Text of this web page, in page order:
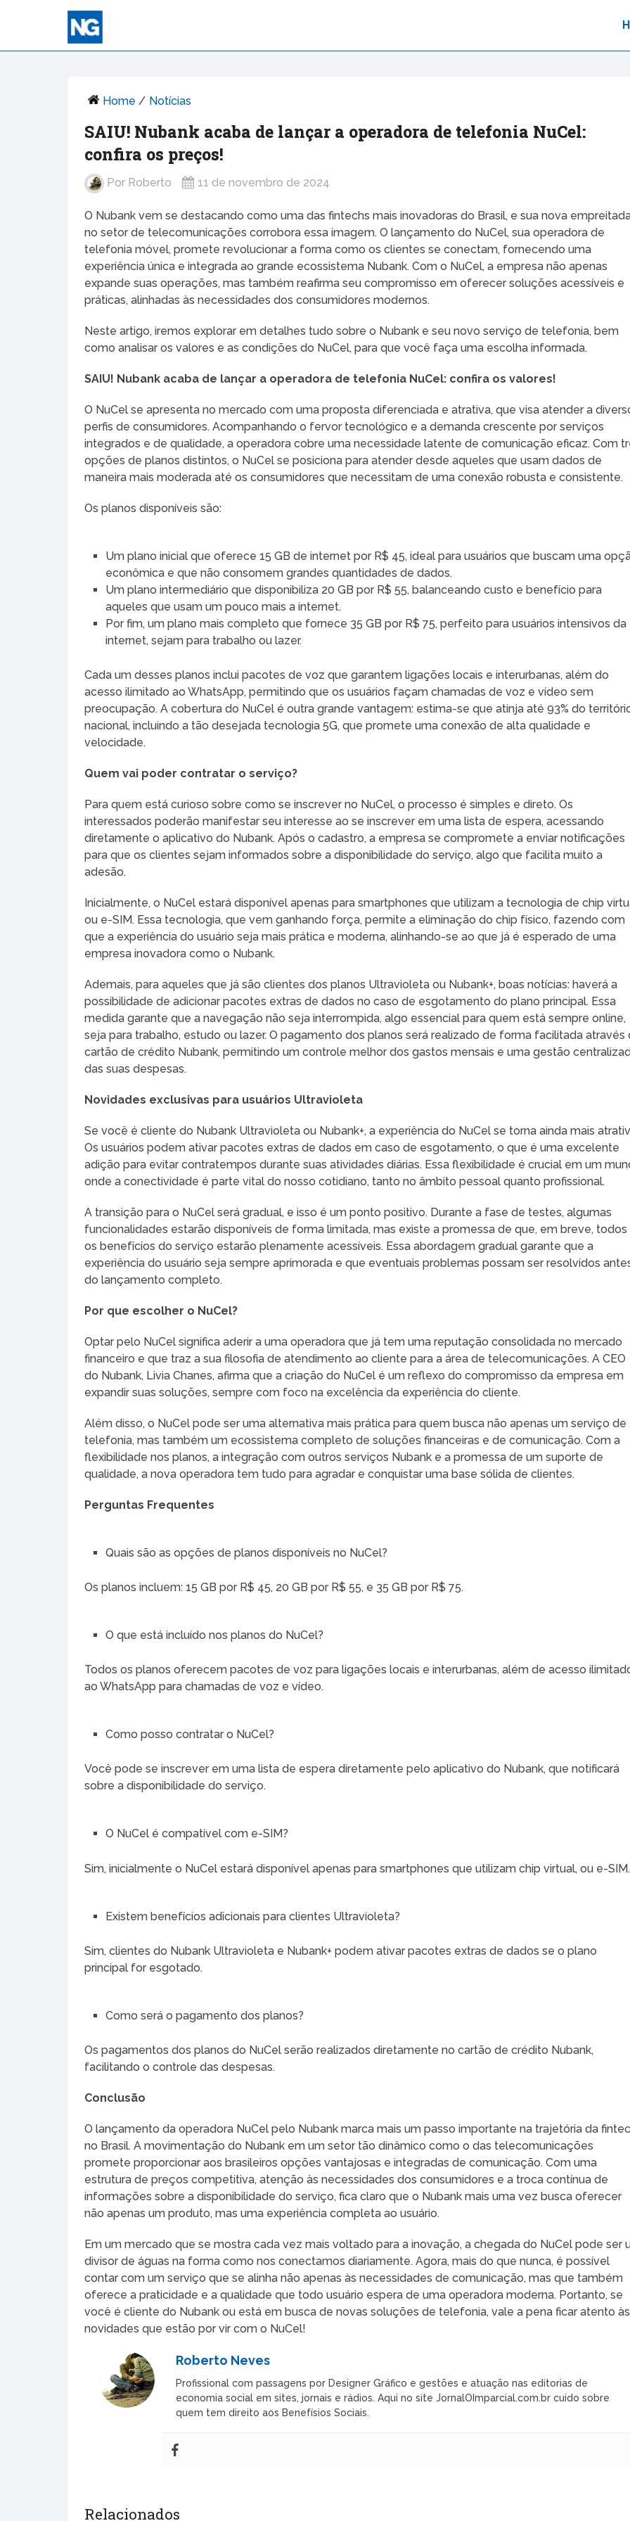
Home / Notícias
SAIU! Nubank acaba de lançar a operadora de telefonia NuCel:
confira os preços!
Por Roberto 11 de novembro de 2024
O Nubank vem se destacando como uma das fintechs mais inovadoras do Brasil, e sua nova
no setor de telecomunicações corrobora essa imagem. O lançamento do NuCel, sua operadora de
telefonia móvel, promete revolucionar a forma como os clientes se conectam, fornecendo uma
experiência única e integrada ao grande ecossistema Nubank. Com o NuCel, a empresa não apenas
expande suas operações, mas também reafirma seu compromisso em oferecer soluções acessíveis e
práticas, alinhadas às necessidades dos consumidores modernos.
Neste artigo, iremos explorar em detalhes tudo sobre o Nubank e seu novo serviço de telefonia, bem
como analisar os valores e as condições do NuCel, para que você faça uma escolha informada.
SAIU! Nubank acaba de lançar a operadora de telefonia NuCel: confira os valores!
O NuCel se apresenta no mercado com uma proposta diferenciada e atrativa, que visa atender a
perfis de consumidores. Acompanhando o fervor tecnológico e a demanda crescente por serviços
integrados e de qualidade, a operadora cobre uma necessidade latente de comunicação eficaz. Com
opções de planos distintos, o NuCel se posiciona para atender desde aqueles que usam dados de
maneira mais moderada até os consumidores que necessitam de uma conexão robusta e consistente.
Os planos disponíveis são:
Um plano inicial que oferece 15 GB de internet por R$ 45, ideal para usuários que buscam uma
econômica e que não consomem grandes quantidades de dados.
Um plano intermediário que disponibiliza 20 GB por R$ 55, balanceando custo e benefício para
aqueles que usam um pouco mais a internet.
Por fim, um plano mais completo que fornece 35 GB por R$ 75, perfeito para usuários intensivos da
internet, sejam para trabalho ou lazer.
Cada um desses planos inclui pacotes de voz que garantem ligações locais e interurbanas, além do
acesso ilimitado ao WhatsApp, permitindo que os usuários façam chamadas de voz e vídeo sem
preocupação. A cobertura do NuCel é outra grande vantagem: estima-se que atinja até 93% do
nacional, incluindo a tão desejada tecnologia 5G, que promete uma conexão de alta qualidade e
velocidade.
Quem vai poder contratar o serviço?
Para quem está curioso sobre como se inscrever no NuCel, o processo é simples e direto. Os
interessados poderão manifestar seu interesse ao se inscrever em uma lista de espera, acessando
diretamente o aplicativo do Nubank. Após o cadastro, a empresa se compromete a enviar notificações
para que os clientes sejam informados sobre a disponibilidade do serviço, algo que facilita muito a
adesão.
Inicialmente, o NuCel estará disponível apenas para smartphones que utilizam a tecnologia de chip
ou e-SIM. Essa tecnologia, que vem ganhando força, permite a eliminação do chip físico, fazendo com
que a experiência do usuário seja mais prática e moderna, alinhando-se ao que já é esperado de uma
empresa inovadora como o Nubank.
Ademais, para aqueles que já são clientes dos planos Ultravioleta ou Nubank+, boas notícias: haverá a
possibilidade de adicionar pacotes extras de dados no caso de esgotamento do plano principal. Essa
medida garante que a navegação não seja interrompida, algo essencial para quem está sempre online,
seja para trabalho, estudo ou lazer. O pagamento dos planos será realizado de forma facilitada através
cartão de crédito Nubank, permitindo um controle melhor dos gastos mensais e uma gestão
das suas despesas.
Novidades exclusivas para usuários Ultravioleta
Se você é cliente do Nubank Ultravioleta ou Nubank+, a experiência do NuCel se torna ainda mais
Os usuários podem ativar pacotes extras de dados em caso de esgotamento, o que é uma excelente
adição para evitar contratempos durante suas atividades diárias. Essa flexibilidade é crucial em um
onde a conectividade é parte vital do nosso cotidiano, tanto no âmbito pessoal quanto profissional.
A transição para o NuCel será gradual, e isso é um ponto positivo. Durante a fase de testes, algumas
funcionalidades estarão disponíveis de forma limitada, mas existe a promessa de que, em breve, todos
os benefícios do serviço estarão plenamente acessíveis. Essa abordagem gradual garante que a
experiência do usuário seja sempre aprimorada e que eventuais problemas possam ser resolvidos
do lançamento completo.
Por que escolher o NuCel?
Optar pelo NuCel significa aderir a uma operadora que já tem uma reputação consolidada no mercado
financeiro e que traz a sua filosofia de atendimento ao cliente para a área de telecomunicações. A CEO
do Nubank, Livia Chanes, afirma que a criação do NuCel é um reflexo do compromisso da empresa em
expandir suas soluções, sempre com foco na excelência da experiência do cliente.
Além disso, o NuCel pode ser uma alternativa mais prática para quem busca não apenas um serviço de
telefonia, mas também um ecossistema completo de soluções financeiras e de comunicação. Com a
flexibilidade nos planos, a integração com outros serviços Nubank e a promessa de um suporte de
qualidade, a nova operadora tem tudo para agradar e conquistar uma base sólida de clientes.
Perguntas Frequentes
Quais são as opções de planos disponíveis no NuCel?
Os planos incluem: 15 GB por R$ 45, 20 GB por R$ 55, e 35 GB por R$ 75.
O que está incluído nos planos do NuCel?
Todos os planos oferecem pacotes de voz para ligações locais e interurbanas, além de acesso
ao WhatsApp para chamadas de voz e vídeo.
Como posso contratar o NuCel?
Você pode se inscrever em uma lista de espera diretamente pelo aplicativo do Nubank, que notificará
sobre a disponibilidade do serviço.
O NuCel é compatível com e-SIM?
Sim, inicialmente o NuCel estará disponível apenas para smartphones que utilizam chip virtual, ou e-SIM.
Existem benefícios adicionais para clientes Ultravioleta?
Sim, clientes do Nubank Ultravioleta e Nubank+ podem ativar pacotes extras de dados se o plano
principal for esgotado.
Como será o pagamento dos planos?
Os pagamentos dos planos do NuCel serão realizados diretamente no cartão de crédito Nubank,
facilitando o controle das despesas.
Conclusão
O lançamento da operadora NuCel pelo Nubank marca mais um passo importante na trajetória da
no Brasil. A movimentação do Nubank em um setor tão dinâmico como o das telecomunicações
promete proporcionar aos brasileiros opções vantajosas e integradas de comunicação. Com uma
estrutura de preços competitiva, atenção às necessidades dos consumidores e a troca contínua de
informações sobre a disponibilidade do serviço, fica claro que o Nubank mais uma vez busca oferecer
não apenas um produto, mas uma experiência completa ao usuário.
Em um mercado que se mostra cada vez mais voltado para a inovação, a chegada do NuCel pode ser
divisor de águas na forma como nos conectamos diariamente. Agora, mais do que nunca, é possível
contar com um serviço que se alinha não apenas às necessidades de comunicação, mas que também
oferece a praticidade e a qualidade que todo usuário espera de uma operadora moderna. Portanto, se
você é cliente do Nubank ou está em busca de novas soluções de telefonia, vale a pena ficar atento às
novidades que estão por vir com o NuCel!
Roberto Neves
Profissional com passagens por Designer Gráfico e gestões e atuação nas editorias de
economia social em sites, jornais e rádios. Aqui no site JornalOImparcial.com.br cuido sobre
quem tem direito aos Benefísios Sociais.
Relacionados